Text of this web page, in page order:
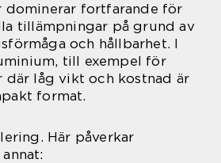
dominerar fortfarande för
tillämpningar på grund av
och hållbarhet. I
till exempel för
där låg vikt och kostnad är
format.
Här påverkar